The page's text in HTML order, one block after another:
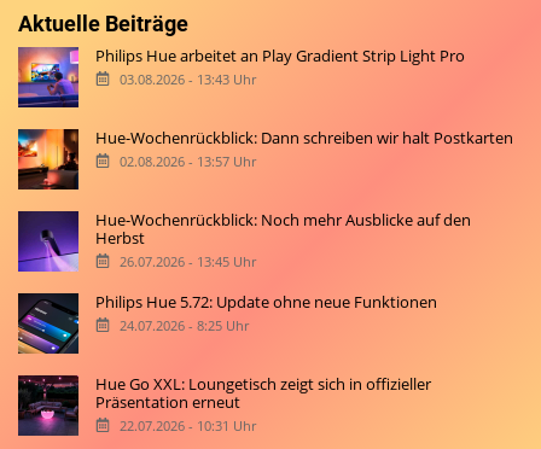
Aktuelle Beiträge
Philips Hue arbeitet an Play Gradient Strip Light Pro
03.08.2026 - 13:43 Uhr
Hue-Wochenrückblick: Dann schreiben wir halt Postkarten
02.08.2026 - 13:57 Uhr
Hue-Wochenrückblick: Noch mehr Ausblicke auf den
Herbst
26.07.2026 - 13:45 Uhr
Philips Hue 5.72: Update ohne neue Funktionen
24.07.2026 - 8:25 Uhr
Hue Go XXL: Loungetisch zeigt sich in offizieller
Präsentation erneut
22.07.2026 - 10:31 Uhr